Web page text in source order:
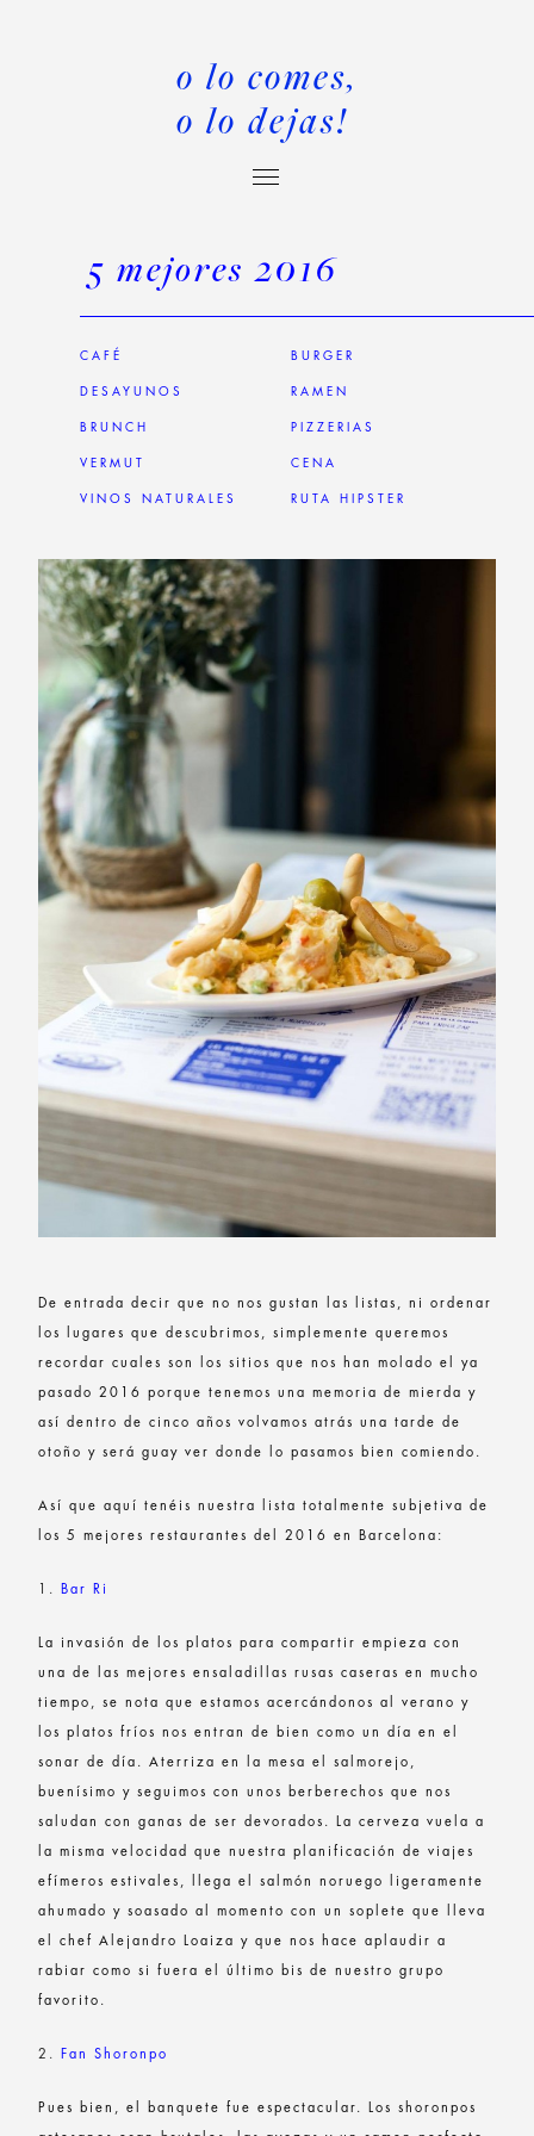
o lo comes,
o lo dejas!
5 mejores 2016
CAFÉ
DESAYUNOS
BRUNCH
VERMUT
VINOS NATURALES
BURGER
RAMEN
PIZZERIAS
CENA
RUTA HIPSTER
De entrada decir que no nos gustan las listas, ni ordenar
los lugares que descubrimos, simplemente queremos
recordar cuales son los sitios que nos han molado el ya
pasado 2016 porque tenemos una memoria de mierda y
así dentro de cinco años volvamos atrás una tarde de
otoño y será guay ver donde lo pasamos bien comiendo.
Así que aquí tenéis nuestra lista totalmente subjetiva de
los 5 mejores restaurantes del 2016 en Barcelona:
Bar Ri
La invasión de los platos para compartir empieza con
una de las mejores ensaladillas rusas caseras en mucho
tiempo, se nota que estamos acercándonos al verano y
los platos fríos nos entran de bien como un día en el
sonar de día. Aterriza en la mesa el salmorejo,
buenísimo y seguimos con unos berberechos que nos
saludan con ganas de ser devorados. La cerveza vuela a
la misma velocidad que nuestra planificación de viajes
efímeros estivales, llega el salmón noruego ligeramente
ahumado y soasado al momento con un soplete que lleva
el chef Alejandro Loaiza y que nos hace aplaudir a
rabiar como si fuera el último bis de nuestro grupo
favorito.
2. Fan Shoronpo
Pues bien, el banquete fue espectacular. Los shoronpos